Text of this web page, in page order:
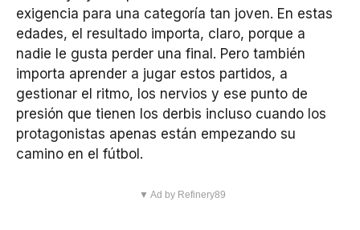
exigencia para una categoría tan joven. En estas
edades, el resultado importa, claro, porque a
nadie le gusta perder una final. Pero también
importa aprender a jugar estos partidos, a
gestionar el ritmo, los nervios y ese punto de
presión que tienen los derbis incluso cuando los
protagonistas apenas están empezando su
camino en el fútbol.
▼ Ad by Refinery89